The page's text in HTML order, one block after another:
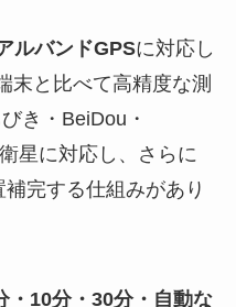
ルバンドGPSに対応し
末と比べて高精度な測
き・BeiDou・
星に対応し、さらに
完する仕組みがあり
・10分・30分・自動な